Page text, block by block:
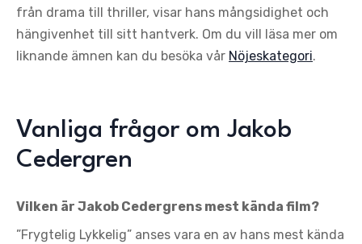
från drama till thriller, visar hans mångsidighet och
hängivenhet till sitt hantverk. Om du vill läsa mer om
liknande ämnen kan du besöka vår Nöjeskategori.
Vanliga frågor om Jakob
Cedergren
Vilken är Jakob Cedergrens mest kända film?
”Frygtelig Lykkelig” anses vara en av hans mest kända